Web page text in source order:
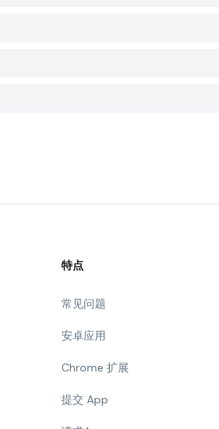
特点
常见问题
安卓应用
Chrome 扩展
提交 App